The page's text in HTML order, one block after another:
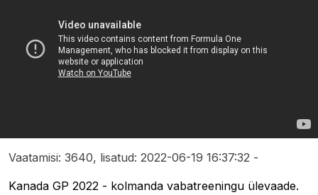
Vaatamisi: 3640, lisatud: 2022-06-19 16:37:32 -
Kanada GP 2022 - kolmanda vabatreeningu ülevaade.